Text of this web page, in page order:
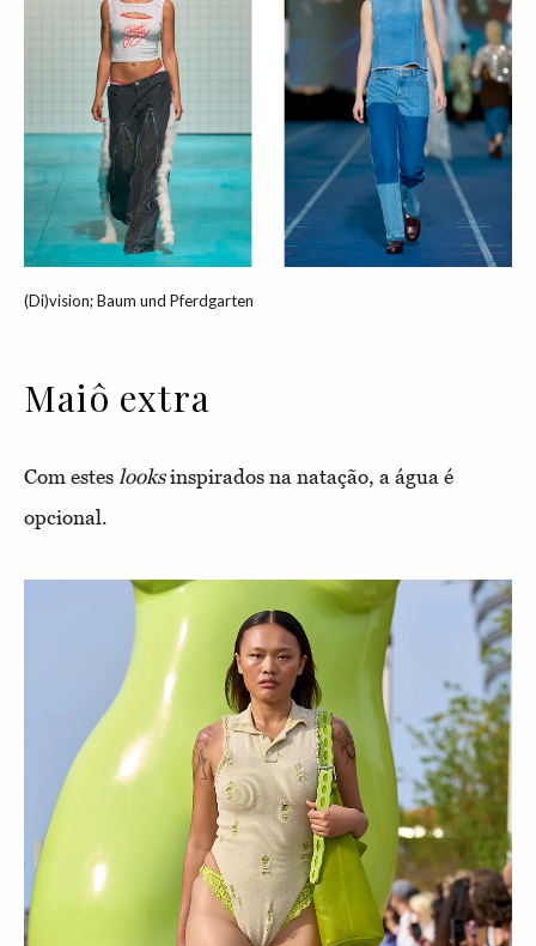
(Di)vision; Baum und Pferdgarten
Maiô extra
Com estes looksinspirados na natação, a água é
opcional.